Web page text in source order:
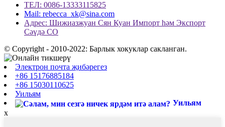
ТЕЛ: 0086-13333115825
Mail: rebecca_xk@sina.com
Адрес: Шижиазжуан Сян Куан Импорт һәм Экспорт
Сәүдә СО
© Copyright - 2010-2022: Барлык хокуклар сакланган.
Электрон почта җибәрегез
+86 15176885184
+86 15030110625
Уильям
Уильям
x